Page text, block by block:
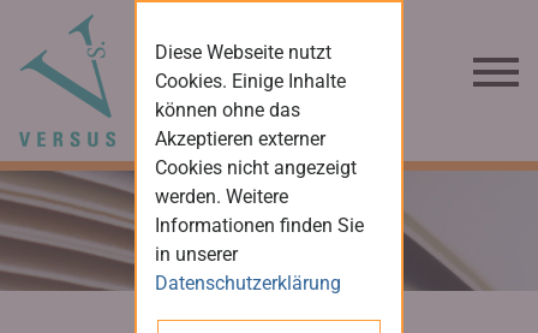
Diese Webseite nutzt
Cookies. Einige Inhalte
können ohne das
Akzeptieren externer
Cookies nicht angezeigt
werden. Weitere
Informationen finden Sie
in unserer
Datenschutzerklärung